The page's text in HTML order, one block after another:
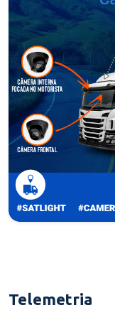
Telemetria